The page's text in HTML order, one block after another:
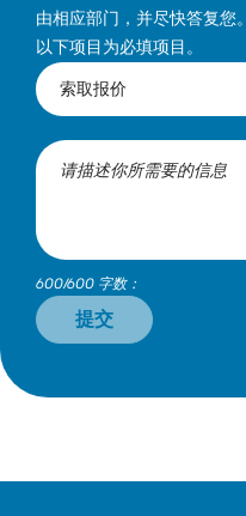
由相应部门，并尽快答复您。
以下项目为必填项目。
600/600 字数：
提交